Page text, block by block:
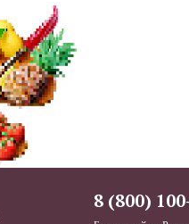
8 (800)